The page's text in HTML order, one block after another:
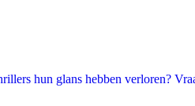
hun glans hebben verloren?